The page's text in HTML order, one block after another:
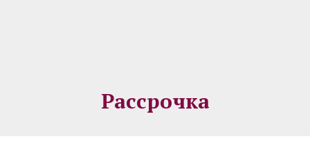
Рассрочка